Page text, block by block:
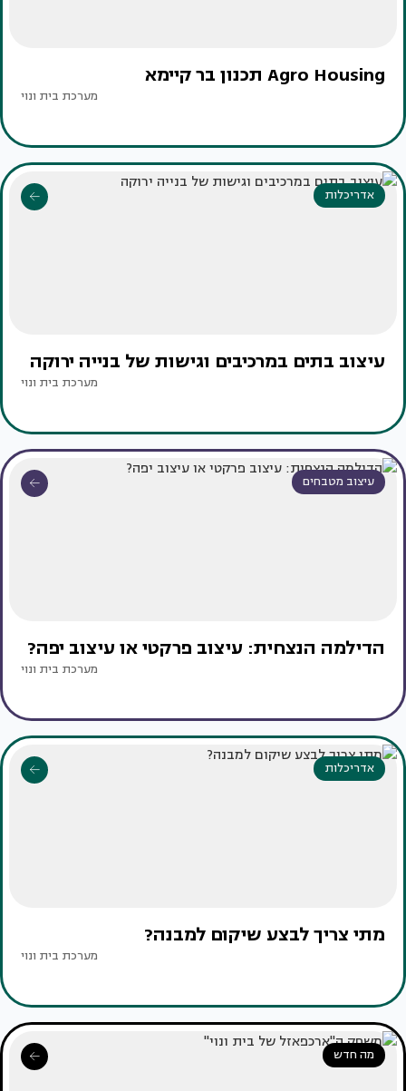
Agro Housing תכנון בר קיימא
מערכת בית ונוי
אדריכלות
עיצוב בתים במרכיבים וגישות של בנייה ירוקה
מערכת בית ונוי
עיצוב מטבחים
הדילמה הנצחית: עיצוב פרקטי או עיצוב יפה?
מערכת בית ונוי
אדריכלות
מתי צריך לבצע שיקום למבנה?
מערכת בית ונוי
מה חדש